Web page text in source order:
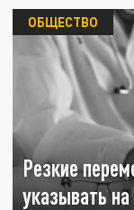
Резкие
указывать
ОБЩЕСТВО